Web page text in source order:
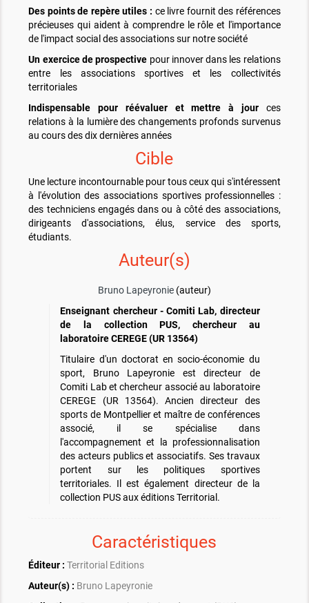
Des points de repère utiles : ce livre fournit des références
précieuses qui aident à comprendre le rôle et l'importance
de l'impact social des associations sur notre société
Un exercice de prospective pour innover dans les relations
entre les associations sportives et les collectivités
territoriales
Indispensable pour réévaluer et mettre à jour ces
relations à la lumière des changements profonds survenus
au cours des dix dernières années
Cible
Une lecture incontournable pour tous ceux qui s'intéressent
à l'évolution des associations sportives professionnelles :
des techniciens engagés dans ou à côté des associations,
dirigeants d'associations, élus, service des sports,
étudiants.
Auteur(s)
Bruno Lapeyronie(auteur)
Enseignant chercheur - Comiti Lab, directeur
de la collection PUS, chercheur au
laboratoire CEREGE (UR 13564)
Titulaire d'un doctorat en socio-économie du
sport, Bruno Lapeyronie est directeur de
Comiti Lab et chercheur associé au laboratoire
CEREGE (UR 13564). Ancien directeur des
sports de Montpellier et maître de conférences
associé, il se spécialise dans
l'accompagnement et la professionnalisation
des acteurs publics et associatifs. Ses travaux
portent sur les politiques sportives
territoriales. Il est également directeur de la
collection PUS aux éditions Territorial.
Caractéristiques
Éditeur : Territorial Editions
Auteur(s) : Bruno Lapeyronie